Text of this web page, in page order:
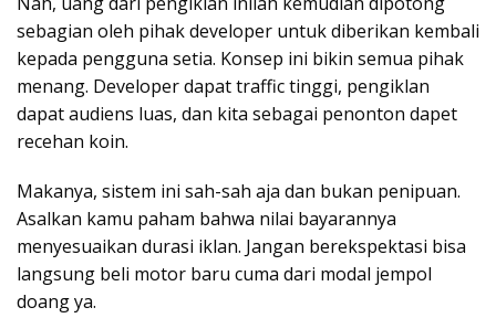
sebagian oleh pihak developer untuk diberikan kembali
kepada pengguna setia. Konsep ini bikin semua pihak
menang. Developer dapat traffic tinggi, pengiklan
dapat audiens luas, dan kita sebagai penonton dapet
recehan koin.
Makanya, sistem ini sah-sah aja dan bukan penipuan.
Asalkan kamu paham bahwa nilai bayarannya
menyesuaikan durasi iklan. Jangan berekspektasi bisa
langsung beli motor baru cuma dari modal jempol
doang ya.